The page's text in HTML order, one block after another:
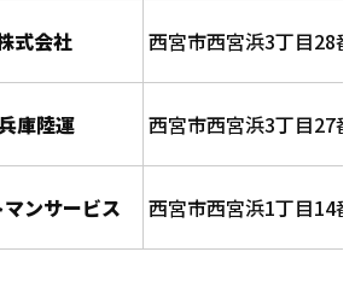
式会社 西宮市西宮浜3丁目28番
庫陸運 西宮市西宮浜3丁目27番
ンサービス 西宮市西宮浜1丁目14番